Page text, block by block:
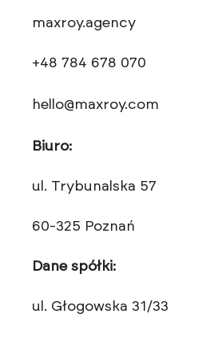
maxroy.agency
+48 784 678 070
hello@maxroy.com
Biuro:
ul. Trybunalska 57
60-325 Poznań
Dane spółki:
ul. Głogowska 31/33